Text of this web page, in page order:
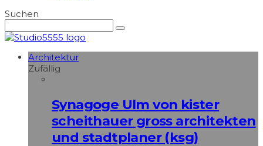
Suchen
Architektur
Zufällig
Synagoge Ulm von kister
scheithauer gross architekten
und stadtplaner (ksg)